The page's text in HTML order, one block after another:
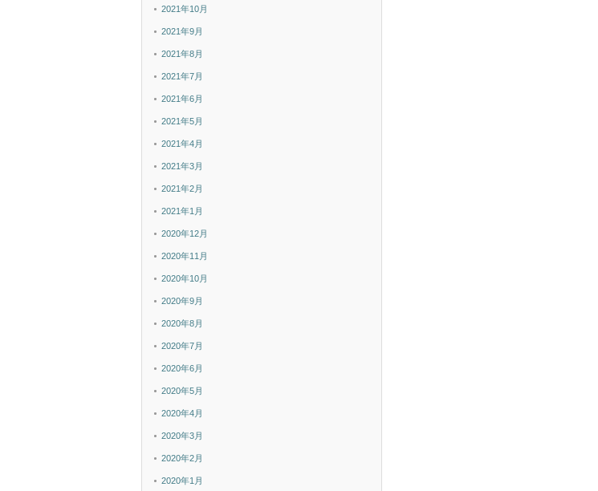
2021年10月
2021年9月
2021年8月
2021年7月
2021年6月
2021年5月
2021年4月
2021年3月
2021年2月
2021年1月
2020年12月
2020年11月
2020年10月
2020年9月
2020年8月
2020年7月
2020年6月
2020年5月
2020年4月
2020年3月
2020年2月
2020年1月